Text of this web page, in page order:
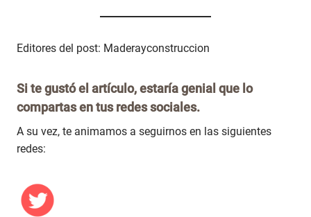
Editores del post: Maderayconstruccion
Si te gustó el artículo, estaría genial que lo
compartas en tus redes sociales.
A su vez, te animamos a seguirnos en las siguientes
redes: